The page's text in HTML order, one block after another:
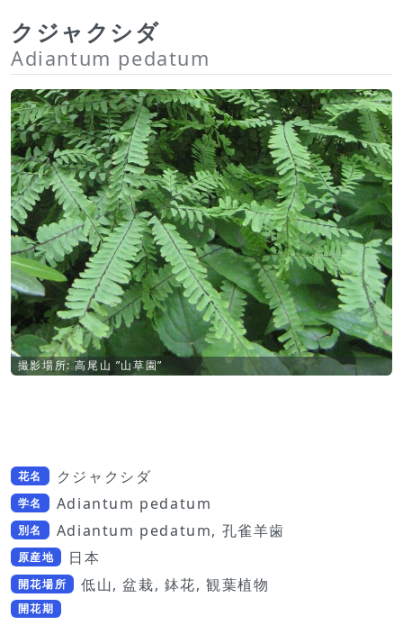
クジャクシダ
Adiantum pedatum
撮影場所: 高尾山 ”山草園”
花名 クジャクシダ
学名 Adiantum pedatum
別名 Adiantum pedatum, 孔雀羊歯
原産地 日本
開花場所 低山, 盆栽, 鉢花, 観葉植物
開花期